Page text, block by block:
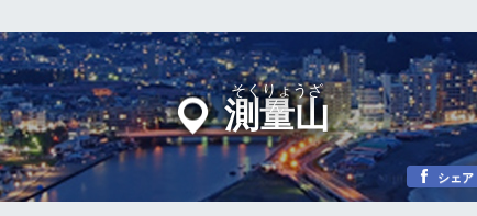
測量山
そくりょうざ
ん
シェア